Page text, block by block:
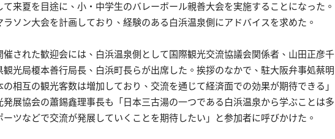
来夏を目途に、小・中学生のバレーボール親善大会を実施することになった。
ソン大会を計画しており、経験のある白浜温泉側にアドバイスを求めた。
催された歓迎会には、白浜温泉側として国際観光交流協議会関係者、山田正彦千
光局榎本善行局長、白浜町長らが出席した。挨拶のなかで、駐大阪弁事処蔡明
相互の観光客数は増加しており、交流を通じて経済面での効果が期待できる」
発展協会の蕭錫鑫理事長も「日本三古湯の一つである白浜温泉から学ぶことは多
ツなどで交流が発展していくことを期待したい」と参加者に呼びかけた。